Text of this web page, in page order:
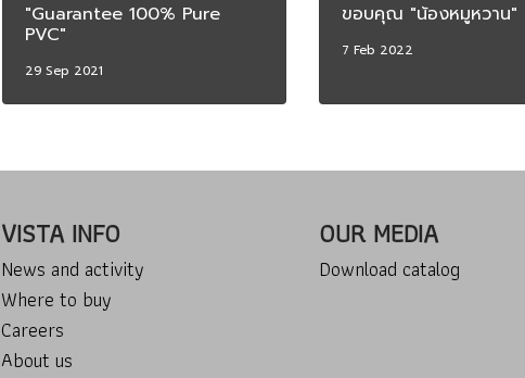
"Guarantee 100% Pure
PVC"
29 Sep 2021
ขอบคุณ "น้องหมูหวาน"
7 Feb 2022
VISTA INFO
News and activity
Where to buy
Careers
About us
OUR MEDIA
Download catalog